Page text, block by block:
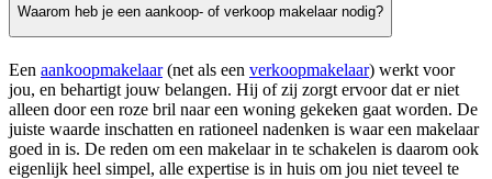
Waarom heb je een aankoop- of verkoop makelaar nodig?
Een aankoopmakelaar(net als een verkoopmakelaar) werkt voor
jou, en behartigt jouw belangen. Hij of zij zorgt ervoor dat er niet
alleen door een roze bril naar een woning gekeken gaat worden. De
juiste waarde inschatten en rationeel nadenken is waar een makelaar
goed in is. De reden om een makelaar in te schakelen is daarom ook
eigenlijk heel simpel, alle expertise is in huis om jou niet teveel te